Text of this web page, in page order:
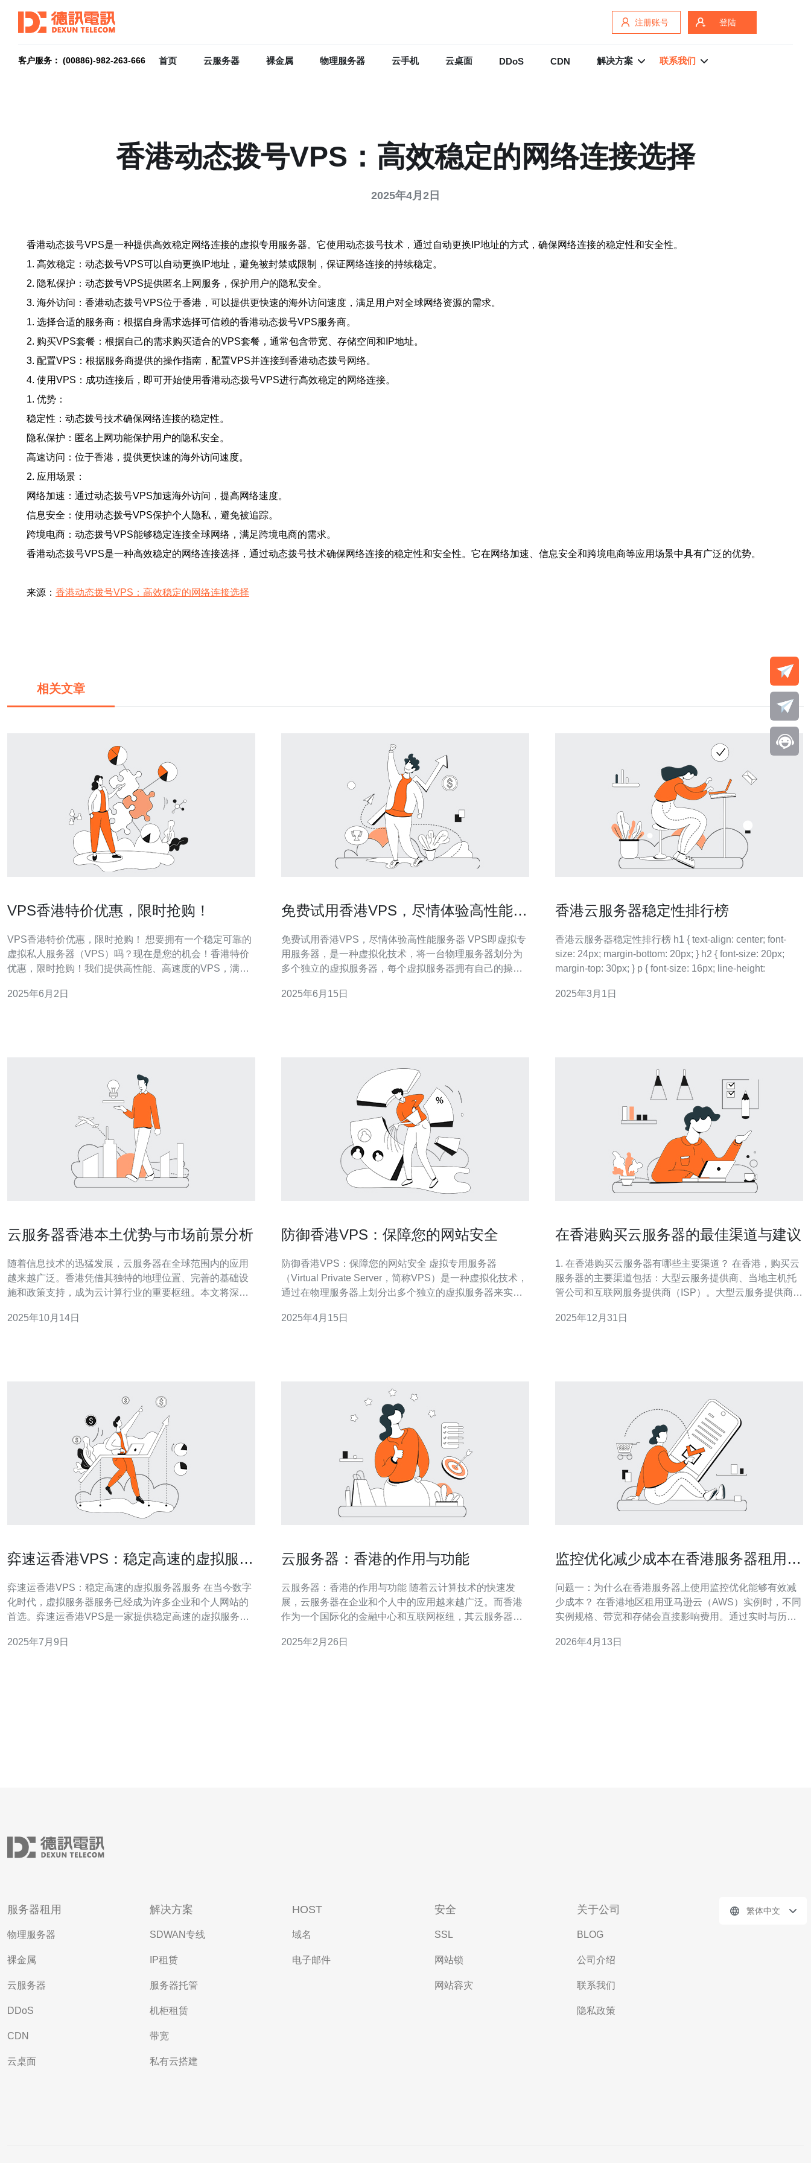
注册账号 登陆
客户服务： (00886)-982-263-666 首页 云服务器 裸金属 物理服务器 云手机 云桌面 DDoS CDN 解决方案 联系我们
香港动态拨号VPS：高效稳定的网络连接选择
2025年4月2日
香港动态拨号VPS是一种提供高效稳定网络连接的虚拟专用服务器。它使用动态拨号技术，通过自动更换IP地址的方式，确保网络连接的稳定性和安全性。
1. 高效稳定：动态拨号VPS可以自动更换IP地址，避免被封禁或限制，保证网络连接的持续稳定。
2. 隐私保护：动态拨号VPS提供匿名上网服务，保护用户的隐私安全。
3. 海外访问：香港动态拨号VPS位于香港，可以提供更快速的海外访问速度，满足用户对全球网络资源的需求。
1. 选择合适的服务商：根据自身需求选择可信赖的香港动态拨号VPS服务商。
2. 购买VPS套餐：根据自己的需求购买适合的VPS套餐，通常包含带宽、存储空间和IP地址。
3. 配置VPS：根据服务商提供的操作指南，配置VPS并连接到香港动态拨号网络。
4. 使用VPS：成功连接后，即可开始使用香港动态拨号VPS进行高效稳定的网络连接。
1. 优势：
稳定性：动态拨号技术确保网络连接的稳定性。
隐私保护：匿名上网功能保护用户的隐私安全。
高速访问：位于香港，提供更快速的海外访问速度。
2. 应用场景：
网络加速：通过动态拨号VPS加速海外访问，提高网络速度。
信息安全：使用动态拨号VPS保护个人隐私，避免被追踪。
跨境电商：动态拨号VPS能够稳定连接全球网络，满足跨境电商的需求。
香港动态拨号VPS是一种高效稳定的网络连接选择，通过动态拨号技术确保网络连接的稳定性和安全性。它在网络加速、信息安全和跨境电商等应用场景中具有广泛的优势。
来源： 香港动态拨号VPS：高效稳定的网络连接选择
相关文章
VPS香港特价优惠，限时抢购！
VPS香港特价优惠，限时抢购！ 想要拥有一个稳定可靠的
虚拟私人服务器（VPS）吗？现在是您的机会！香港特价
优惠，限时抢购！我们提供高性能、高速度的VPS，满足
格实惠，质量可靠。不要错过这个限时抢购的机会，立即
2025年6月2日
免费试用香港VPS，尽情体验高性能服
免费试用香港VPS，尽情体验高性能服务器 VPS即虚拟专
用服务器，是一种虚拟化技术，将一台物理服务器划分为
多个独立的虚拟服务器，每个虚拟服务器拥有自己的操作
越的网络连接：香港地理位置优越，连接亚太
2025年6月15日
香港云服务器稳定性排行榜
香港云服务器稳定性排行榜 h1 { text-align: center; font-
size: 24px; margin-bottom: 20px; } h2 { font-size: 20px;
margin-top: 30px; } p { font-size: 16px; line-height:
2025年3月1日
云服务器香港本土优势与市场前景分析
随着信息技术的迅猛发展，云服务器在全球范围内的应用
越来越广泛。香港凭借其独特的地理位置、完善的基础设
施和政策支持，成为云计算行业的重要枢纽。本文将深入
业了解如何利用这一机遇。 香港云服务器的本土优势有哪
2025年10月14日
防御香港VPS：保障您的网站安全
防御香港VPS：保障您的网站安全 虚拟专用服务器
（Virtual Private Server，简称VPS）是一种虚拟化技术，
通过在物理服务器上划分出多个独立的虚拟服务器来实
立的物理服务器一样。 在当今数字化时代，网站安全是一
2025年4月15日
在香港购买云服务器的最佳渠道与建议
1. 在香港购买云服务器有哪些主要渠道？ 在香港，购买云
服务器的主要渠道包括：大型云服务提供商、当地主机托
管公司和互联网服务提供商（ISP）。大型云服务提供商如
础设施和多样化的服务选择。当地主机托管公司通常提供
2025年12月31日
弈速运香港VPS：稳定高速的虚拟服务
弈速运香港VPS：稳定高速的虚拟服务器服务 在当今数字
化时代，虚拟服务器服务已经成为许多企业和个人网站的
首选。弈速运香港VPS是一家提供稳定高速的虚拟服务器
运香港VPS是一家专业的虚拟服务器服务提供商，致力于
2025年7月9日
云服务器：香港的作用与功能
云服务器：香港的作用与功能 随着云计算技术的快速发
展，云服务器在企业和个人中的应用越来越广泛。而香港
作为一个国际化的金融中心和互联网枢纽，其云服务器的
用，以及其所具备的功能。 1. 数据存储与备份：云服务器
2025年2月26日
监控优化减少成本在香港服务器租用亚
问题一：为什么在香港服务器上使用监控优化能够有效减
少成本？ 在香港地区租用亚马逊云（AWS）实例时，不同
实例规格、带宽和存储会直接影响费用。通过实时与历史
题，从而采取下线低负载实例、调整存储类型或更换合适
2026年4月13日
服务器租用
物理服务器
裸金属
云服务器
DDoS
CDN
云桌面
解决方案
SDWAN专线
IP租赁
服务器托管
机柜租赁
带宽
私有云搭建
HOST
域名
电子邮件
安全
SSL
网站锁
网站容灾
关于公司
BLOG
公司介绍
联系我们
隐私政策
繁体中文